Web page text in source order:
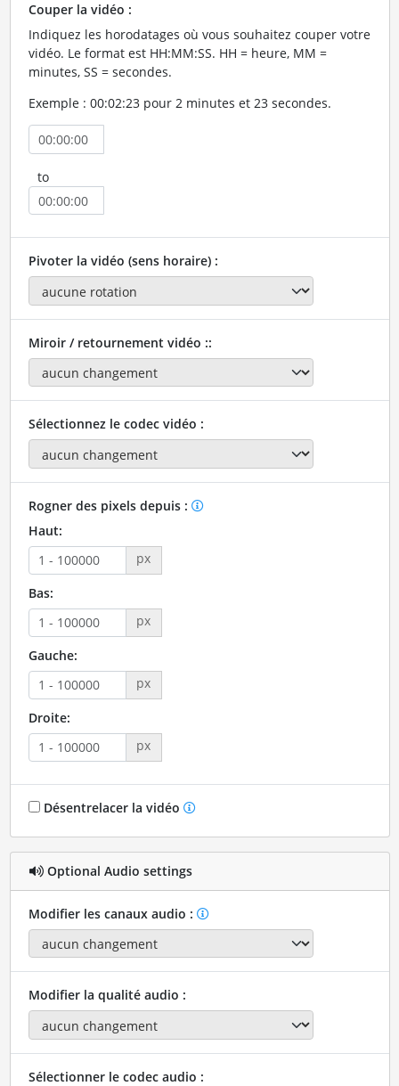
Couper la vidéo :
Indiquez les horodatages où vous souhaitez couper votre
vidéo. Le format est HH:MM:SS. HH = heure, MM =
minutes, SS = secondes.
Exemple : 00:02:23 pour 2 minutes et 23 secondes.
to
Pivoter la vidéo (sens horaire) :
Miroir / retournement vidéo ::
Sélectionnez le codec vidéo :
Rogner des pixels depuis :
Haut:
px
Bas:
px
Gauche:
px
Droite:
px
Désentrelacer la vidéo
Optional Audio settings
Modifier les canaux audio :
Modifier la qualité audio :
Sélectionner le codec audio :